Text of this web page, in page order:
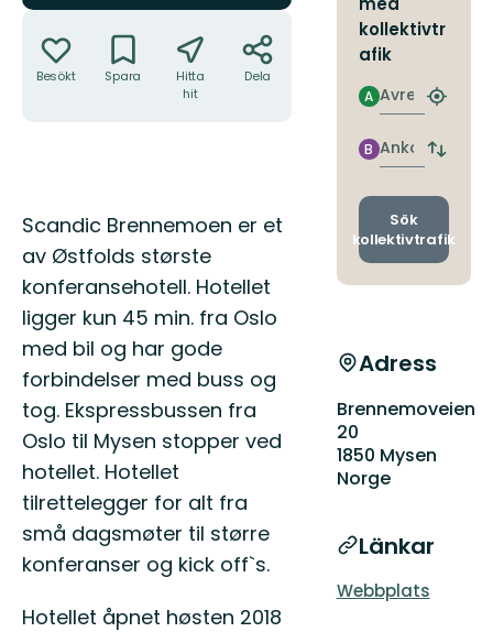
Besökt Spara
Hitta
hit
Dela
Beskrivning
Scandic Brennemoen er et
av Østfolds største
konferansehotell. Hotellet
ligger kun 45 min. fra Oslo
med bil og har gode
forbindelser med buss og
tog. Ekspressbussen fra
Oslo til Mysen stopper ved
hotellet. Hotellet
tilrettelegger for alt fra
små dagsmøter til større
konferanser og kick off`s.
Hotellet åpnet høsten 2018
kollektivtr
afik
Avresa
A
Hitta
Ankomst
B
Byt
och
Sök
kollektivtrafik
Adress
Brennemoveien
20
1850 Mysen
Norge
Länkar
Webbplats